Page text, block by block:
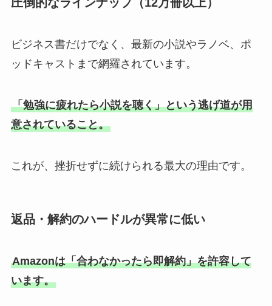
ビジネス書だけでなく、最新の小説やラノベ、ポ
ッドキャストまで網羅されています。
「勉強に疲れたら小説を聴く」という逃げ道が用
意されていること。
これが、挫折せずに続けられる最大の理由です。
返品・解約のハードルが異常に低い
Amazonは「合わなかったら即解約」を許容して
います。